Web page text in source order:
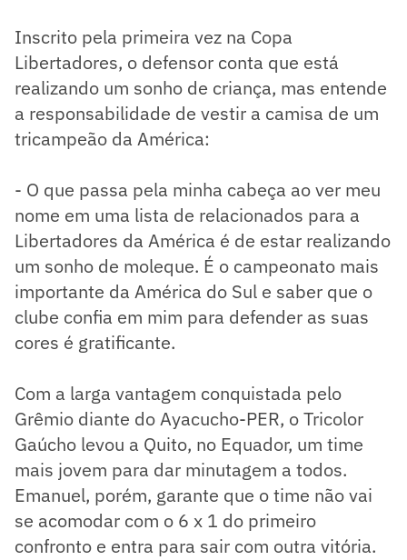
Inscrito pela primeira vez na Copa
Libertadores, o defensor conta que está
realizando um sonho de criança, mas entende
a responsabilidade de vestir a camisa de um
tricampeão da América:
- O que passa pela minha cabeça ao ver meu
nome em uma lista de relacionados para a
Libertadores da América é de estar realizando
um sonho de moleque. É o campeonato mais
importante da América do Sul e saber que o
clube confia em mim para defender as suas
cores é gratificante.
Com a larga vantagem conquistada pelo
Grêmio diante do Ayacucho-PER, o Tricolor
Gaúcho levou a Quito, no Equador, um time
mais jovem para dar minutagem a todos.
Emanuel, porém, garante que o time não vai
se acomodar com o 6 x 1 do primeiro
confronto e entra para sair com outra vitória.